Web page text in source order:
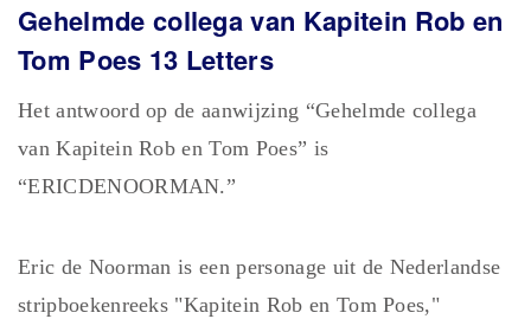
Gehelmde collega van Kapitein Rob en
Tom Poes 13 Letters
Het antwoord op de aanwijzing “Gehelmde collega
van Kapitein Rob en Tom Poes” is
“ERICDENOORMAN.”
Eric de Noorman is een personage uit de Nederlandse
stripboekenreeks "Kapitein Rob en Tom Poes,"